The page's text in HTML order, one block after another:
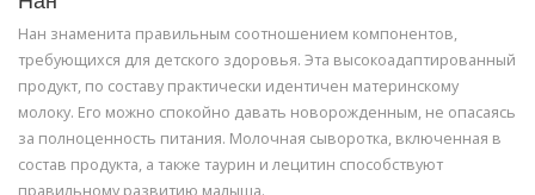
Нан знаменита правильным соотношением компонентов,
требующихся для детского здоровья. Эта высокоадаптированный
продукт, по составу практически идентичен материнскому
молоку. Его можно спокойно давать новорожденным, не опасаясь
за полноценность питания. Молочная сыворотка, включенная в
состав продукта, а также таурин и лецитин способствуют
правильному развитию малыша.